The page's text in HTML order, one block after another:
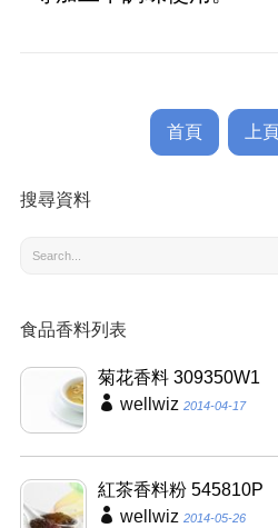
首頁 上
搜尋資料
食品香料列表
菊花香料 309350W1
wellwiz 2014-04-17
紅茶香料粉 545810P
wellwiz 2014-05-26